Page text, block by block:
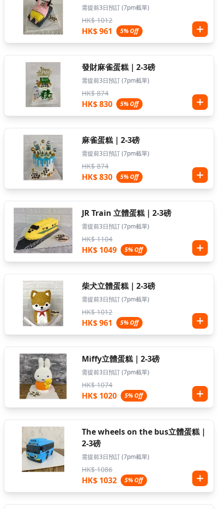
需提前3日預訂 (7pm截單)
HK$ 1012
HK$ 961 5% Off
發財麻雀蛋糕｜2-3磅
需提前3日預訂 (7pm截單)
HK$ 874
HK$ 830 5% Off
麻雀蛋糕｜2-3磅
需提前3日預訂 (7pm截單)
HK$ 874
HK$ 830 5% Off
JR Train 立體蛋糕｜2-3磅
需提前3日預訂 (7pm截單)
HK$ 1104
HK$ 1049 5% Off
柴犬立體蛋糕｜2-3磅
需提前3日預訂 (7pm截單)
HK$ 1012
HK$ 961 5% Off
Miffy立體蛋糕｜2-3磅
需提前3日預訂 (7pm截單)
HK$ 1074
HK$ 1020 5% Off
The wheels on the bus立體蛋糕｜
2-3磅
需提前3日預訂 (7pm截單)
HK$ 1086
HK$ 1032 5% Off